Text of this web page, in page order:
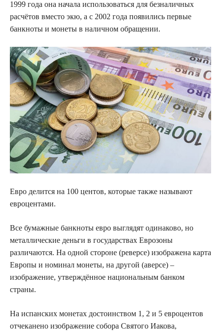
1999 года она начала использоваться для безналичных
расчётов вместо экю, а с 2002 года появились первые
банкноты и монеты в наличном обращении.
Евро делится на 100 центов, которые также называют
евроцентами.
Все бумажные банкноты евро выглядят одинаково, но
металлические деньги в государствах Еврозоны
различаются. На одной стороне (реверсе) изображена карта
Европы и номинал монеты, на другой (аверсе) –
изображение, утверждённое национальным банком
страны.
На испанских монетах достоинством 1, 2 и 5 евроцентов
отчеканено изображение собора Святого Иакова,